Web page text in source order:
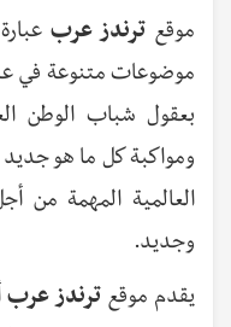
موقع ترندز عرب
موضوعات متنوعة في
بعقول شباب الوطن
ومواكبة كل ما هو جديد
العالمية المهمة من
وجديد.
يقدم موقع ترندز عرب